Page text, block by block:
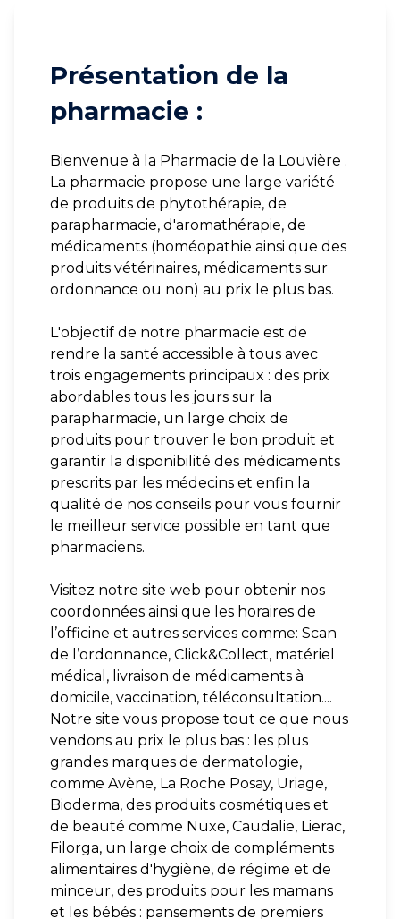
Présentation de la
pharmacie :
Bienvenue à la Pharmacie de la Louvière .
La pharmacie propose une large variété
de produits de phytothérapie, de
parapharmacie, d'aromathérapie, de
médicaments (homéopathie ainsi que des
produits vétérinaires, médicaments sur
ordonnance ou non) au prix le plus bas.
L'objectif de notre pharmacie est de
rendre la santé accessible à tous avec
trois engagements principaux : des prix
abordables tous les jours sur la
parapharmacie, un large choix de
produits pour trouver le bon produit et
garantir la disponibilité des médicaments
prescrits par les médecins et enfin la
qualité de nos conseils pour vous fournir
le meilleur service possible en tant que
pharmaciens.
Visitez notre site web pour obtenir nos
coordonnées ainsi que les horaires de
l’officine et autres services comme: Scan
de l’ordonnance, Click&Collect, matériel
médical, livraison de médicaments à
domicile, vaccination, téléconsultation....
Notre site vous propose tout ce que nous
vendons au prix le plus bas : les plus
grandes marques de dermatologie,
comme Avène, La Roche Posay, Uriage,
Bioderma, des produits cosmétiques et
de beauté comme Nuxe, Caudalie, Lierac,
Filorga, un large choix de compléments
alimentaires d'hygiène, de régime et de
minceur, des produits pour les mamans
et les bébés : pansements de premiers